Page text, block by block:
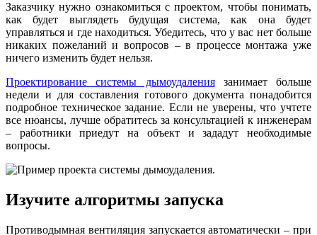
Заказчику нужно ознакомиться с проектом, чтобы понимать,
как будет выглядеть будущая система, как она будет
управляться и где находиться. Убедитесь, что у вас нет больше
никаких пожеланий и вопросов – в процессе монтажа уже
ничего изменить будет нельзя.
Проектирование системы дымоудалениязанимает больше
недели и для составления готового документа понадобится
подробное техническое задание. Если не уверены, что учтете
все нюансы, лучше обратитесь за консультацией к инженерам
– работники приедут на объект и зададут необходимые
вопросы.
Изучите алгоритмы запуска
Противодымная вентиляция запускается автоматически – при